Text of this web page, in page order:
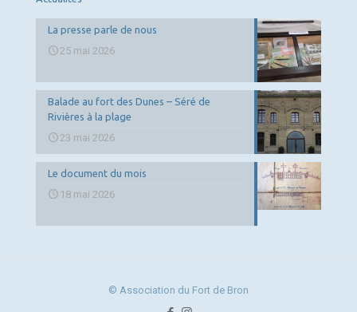
La presse parle de nous
25 mai 2026
Balade au fort des Dunes – Séré de
Rivières à la plage
23 mai 2026
Le document du mois
18 mai 2026
© Association du Fort de Bron